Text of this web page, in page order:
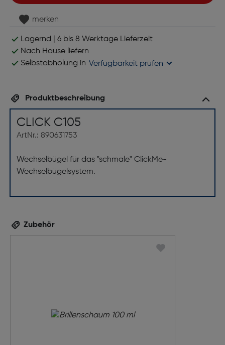
merken
Lagernd | 6 bis 8 Werktage Lieferzeit
Nach Hause liefern
Selbstabholung in Verfügbarkeit prüfen
Produktbeschreibung
CLICK C105
ArtNr.: 890631753
Wechselbügel für das "schmale" ClickMe-
Wechselbügelsystem.
Zubehör